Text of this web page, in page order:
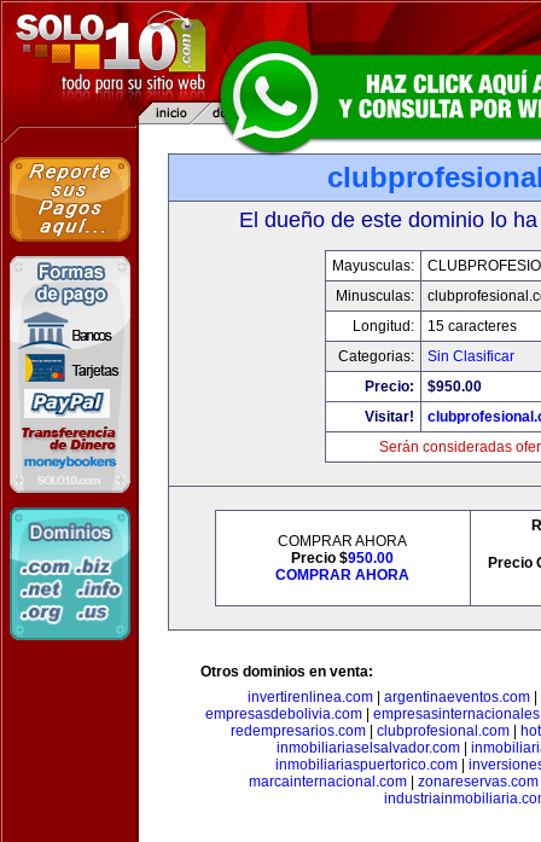
El dueño de este dominio lo
Mayusculas:
Minusculas:
Longitud:
15 caracteres
Categorias:
Sin Clasificar
Precio:
$950.00
Visitar!
Serán consideradas
COMPRAR AHORA
Precio $950.00
COMPRAR AHORA
Precio
Otros dominios en venta:
invertirenlinea.com| argentinaeventos.com|
empresasdebolivia.com|
redempresarios.com
clubprofesional.com
inmobiliariaselsalvador.com|
inmobiliariaspuertorico.com
marcainternacional.com| zonareservas.com